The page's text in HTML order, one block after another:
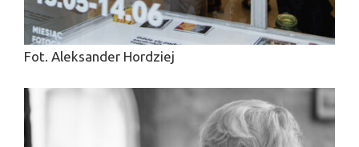
Fot. Aleksander Hordziej